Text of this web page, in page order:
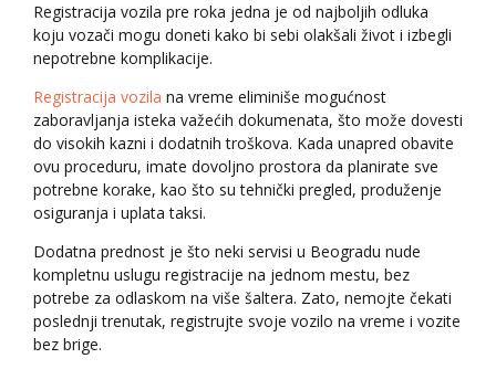
Registracija vozila pre roka jedna je od najboljih odluka
koju vozači mogu doneti kako bi sebi olakšali život i izbegli
nepotrebne komplikacije.
Registracija vozila na vreme eliminiše mogućnost
zaboravljanja isteka važećih dokumenata, što može dovesti
do visokih kazni i dodatnih troškova. Kada unapred obavite
ovu proceduru, imate dovoljno prostora da planirate sve
potrebne korake, kao što su tehnički pregled, produženje
osiguranja i uplata taksi.
Dodatna prednost je što neki servisi u Beogradu nude
kompletnu uslugu registracije na jednom mestu, bez
potrebe za odlaskom na više šaltera. Zato, nemojte čekati
poslednji trenutak, registrujte svoje vozilo na vreme i vozite
bez brige.